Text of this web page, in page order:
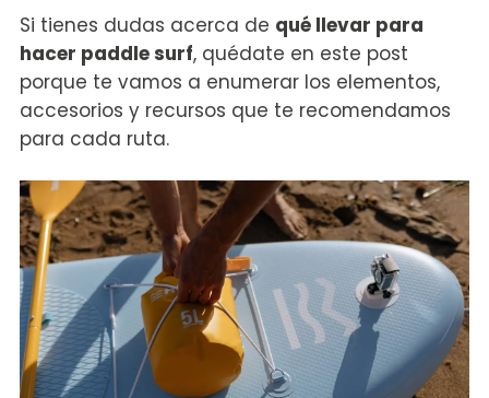
Si tienes dudas acerca de qué llevar para
hacer paddle surf, quédate en este post
porque te vamos a enumerar los elementos,
accesorios y recursos que te recomendamos
para cada ruta.